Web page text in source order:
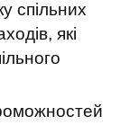
спільних
які